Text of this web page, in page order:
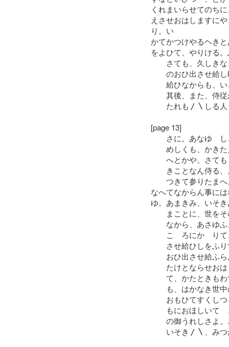
くれまいらせてのち
えさせおはしますに
り。い
かてかつけやるヘき
をよひて、やりける
さても、久しきな
のおひ出させ給し
給ひなからも、い
其後、また、侍従
たれも〳〵しる人
[page 13]
さに。あなゆゝし
めしくも、かきた
へとかや。さても
きことなん侍る、
つきて参りたまへ
なへてなからん事に
ゆ。あまきみ、いそ
まことに、世をそ
なから、あさゆふ
こゝろにかゝりて
させ給ひしをふり
おひ出させ給ふら
たけとならせおは
て、かたときもわ
も、はかなき世中
おもひてすくしつ
もにおほしいてゝ
の御うれしさよ。
いそき〳〵、みつ